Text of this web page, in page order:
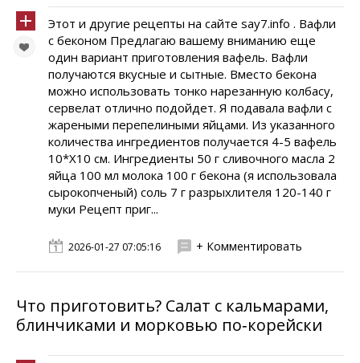
Этот и другие рецепты на сайте say7.info . Вафли
с беконом Предлагаю вашему вниманию еще
один вариант приготовления вафель. Вафли
получаются вкусные и сытные. Вместо бекона
можно использовать тонко нарезанную колбасу,
сервелат отлично подойдет. Я подавала вафли с
жареными перепелиными яйцами. Из указанного
количества ингредиентов получается 4-5 вафель
10*X10 см. Ингредиенты 50 г сливочного масла 2
яйца 100 мл молока 100 г бекона (я использовала
сырокопченый) соль 7 г разрыхлителя 120-140 г
муки Рецепт приг...
2026-01-27 07:05:16 + Комментировать
Что приготовить? Салат с кальмарами,
блинчиками и морковью по‑корейски